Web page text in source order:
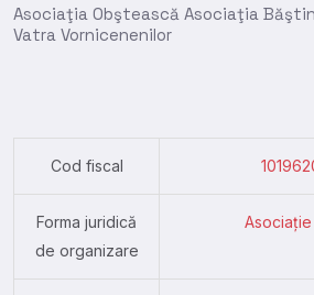
Asociaţia Obştească Asociaţia
Vatra Vornicenenilor
Cod fiscal
Forma juridică
de organizare